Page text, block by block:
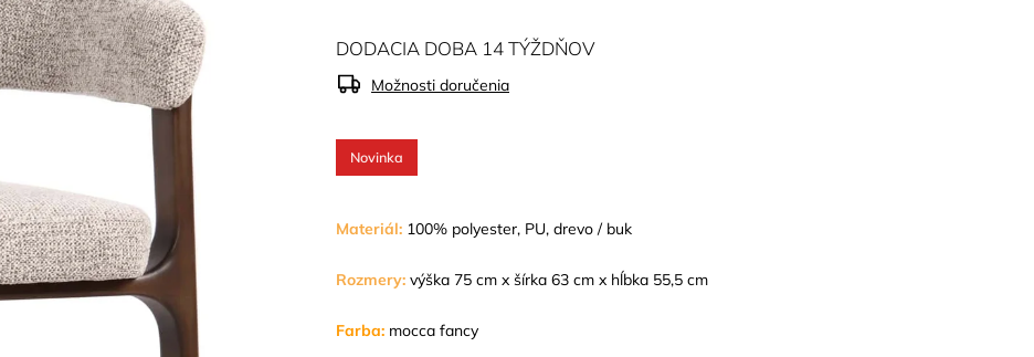
Novinka
Materiál: 100% polyester, PU, drevo / buk
Rozmery: výška 75 cm x šírka 63 cm x hĺbka 55,5 cm
Farba: mocca fancy
DODACIA DOBA 14 TÝŽDŇOV
Možnosti doručenia